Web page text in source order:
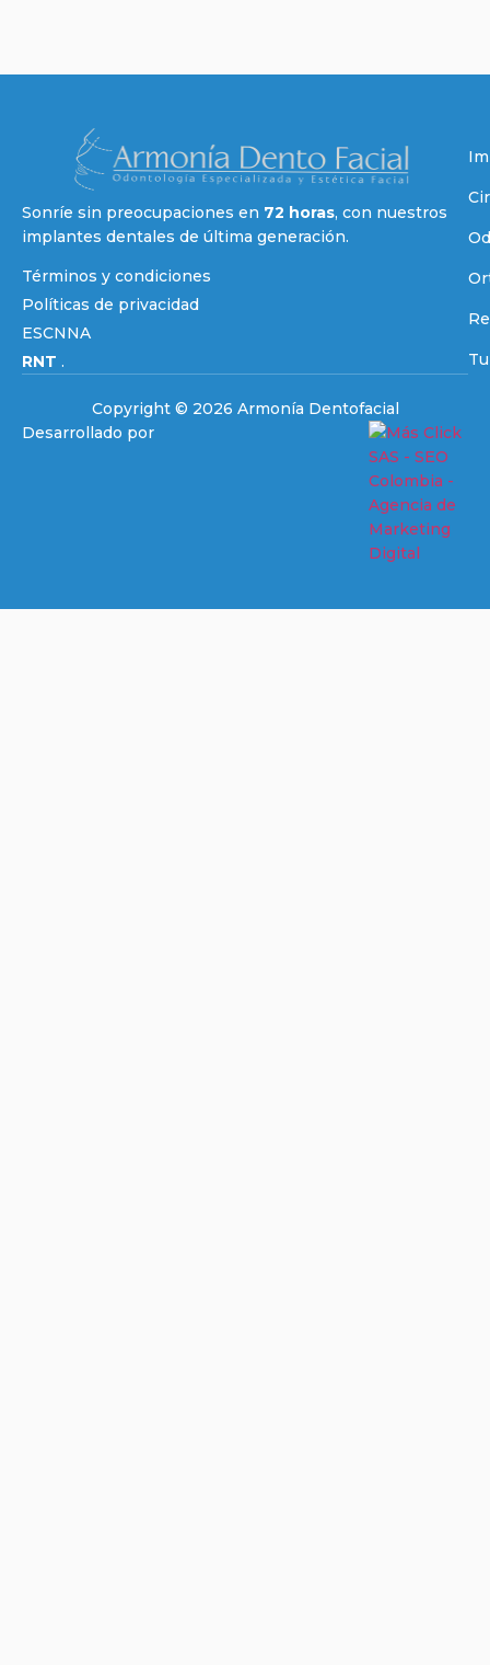
Sonríe sin preocupaciones en 72 horas, con nuestros
implantes dentales de última generación.
Términos y condiciones
Políticas de privacidad
ESCNNA
RNT .
Copyright © 2026 Armonía Dentofacial
Desarrollado por